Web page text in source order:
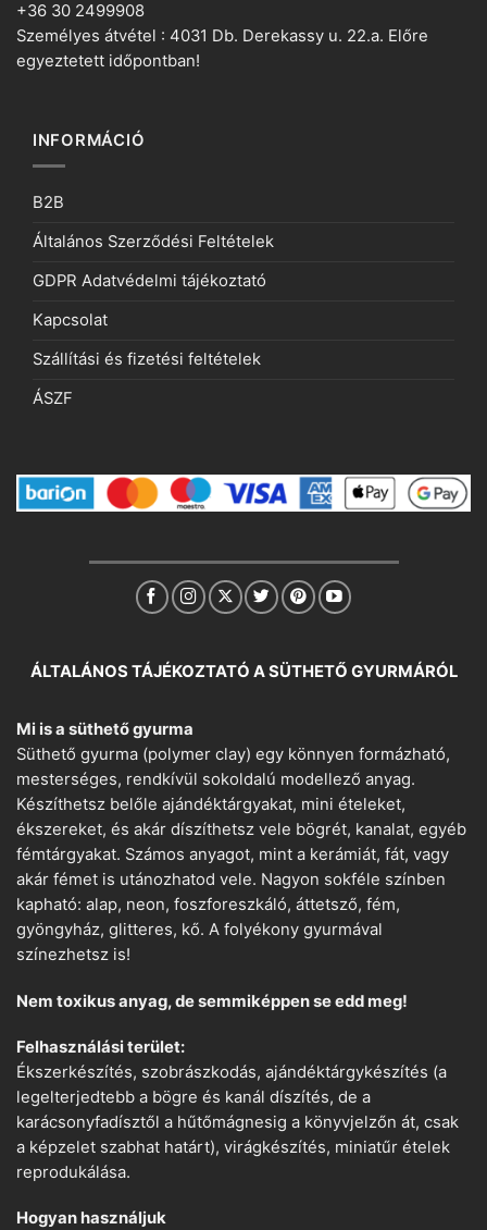
+36 30 2499908
Személyes átvétel : 4031 Db. Derekassy u. 22.a. Előre
egyeztetett időpontban!
INFORMÁCIÓ
B2B
Általános Szerződési Feltételek
GDPR Adatvédelmi tájékoztató
Kapcsolat
Szállítási és fizetési feltételek
ÁSZF
ÁLTALÁNOS TÁJÉKOZTATÓ A SÜTHETŐ GYURMÁRÓL
Mi is a süthető gyurma
Süthető gyurma (polymer clay) egy könnyen formázható,
mesterséges, rendkívül sokoldalú modellező anyag.
Készíthetsz belőle ajándéktárgyakat, mini ételeket,
ékszereket, és akár díszíthetsz vele bögrét, kanalat, egyéb
fémtárgyakat. Számos anyagot, mint a kerámiát, fát, vagy
akár fémet is utánozhatod vele. Nagyon sokféle színben
kapható: alap, neon, foszforeszkáló, áttetsző, fém,
gyöngyház, glitteres, kő. A folyékony gyurmával
színezhetsz is!
Nem toxikus anyag, de semmiképpen se edd meg!
Felhasználási terület:
Ékszerkészítés, szobrászkodás, ajándéktárgykészítés (a
legelterjedtebb a bögre és kanál díszítés, de a
karácsonyfadísztől a hűtőmágnesig a könyvjelzőn át, csak
a képzelet szabhat határt), virágkészítés, miniatűr ételek
reprodukálása.
Hogyan használjuk